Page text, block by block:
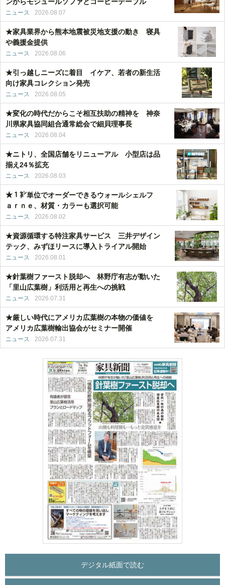
ニュース 2026.08.07
★家具業界から熊本地震被災地支援の動き 寝具
や義援金提供
ニュース 2026.08.06
★引っ越しニーズに着目 イケア、若者の新生活
向け家具コレクション発売
ニュース 2026.08.05
★変化の時代だからこそ相互扶助の精神を 神奈
川県家具協同組合通常総会で細貝理事長
ニュース 2026.08.04
★ニトリ、全国店舗をリニューアル 小型店は品
揃え24％拡充
ニュース 2026.08.03
★１㌢単位でオーダーできるウォールシェルフ
ａｒｎｅ、材質・カラーも選択可能
ニュース 2026.08.02
★資源循環する特注家具サービス 三井デザイン
テック、みずほリースに導入トライアル開始
ニュース 2026.08.01
★針葉樹ファースト脱却へ 林野庁有志が動いた
「里山広葉樹」利活用と再生への挑戦
ニュース 2026.07.31
★厳しい時代にアメリカ広葉樹の本物の価値を
アメリカ広葉樹輸出協会がセミナー開催
ニュース 2026.07.31
デジタル紙面で読む